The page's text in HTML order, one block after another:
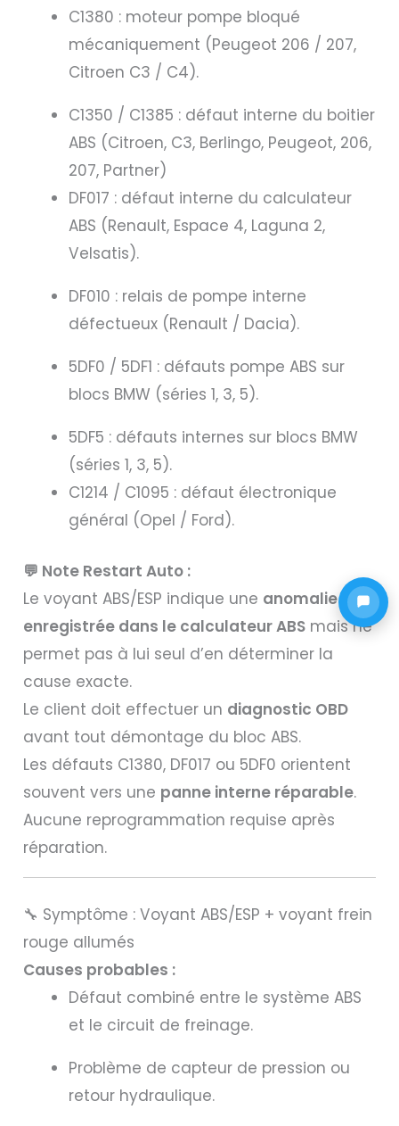
C1380 : moteur pompe bloqué
mécaniquement (Peugeot 206 / 207,
Citroen C3 / C4).
C1350 / C1385 : défaut interne du boitier
ABS (Citroen, C3, Berlingo, Peugeot, 206,
207, Partner)
DF017 : défaut interne du calculateur
ABS (Renault, Espace 4, Laguna 2,
Velsatis).
DF010 : relais de pompe interne
défectueux (Renault / Dacia).
5DF0 / 5DF1 : défauts pompe ABS sur
blocs BMW (séries 1, 3, 5).
5DF5 : défauts internes sur blocs BMW
(séries 1, 3, 5).
C1214 / C1095 : défaut électronique
général (Opel / Ford).
💬 Note Restart Auto :
Le voyant ABS/ESP indique une anomalie
enregistrée dans le calculateur ABSmais ne
permet pas à lui seul d’en déterminer la
cause exacte.
Le client doit effectuer un diagnostic OBD
avant tout démontage du bloc ABS.
Les défauts C1380, DF017 ou 5DF0 orientent
souvent vers une panne interne réparable.
Aucune reprogrammation requise après
réparation.
🔧 Symptôme : Voyant ABS/ESP + voyant frein
rouge allumés
Causes probables :
Défaut combiné entre le système ABS
et le circuit de freinage.
Problème de capteur de pression ou
retour hydraulique.